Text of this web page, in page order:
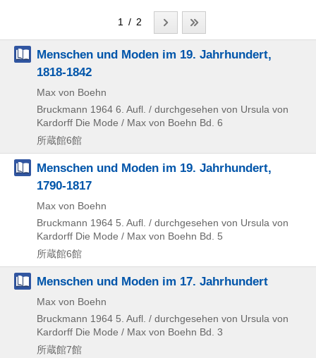
1 / 2
Menschen und Moden im 19. Jahrhundert,
1818-1842
Max von Boehn
Bruckmann 1964 6. Aufl. / durchgesehen von Ursula von
Kardorff Die Mode / Max von Boehn Bd. 6
所蔵館6館
Menschen und Moden im 19. Jahrhundert,
1790-1817
Max von Boehn
Bruckmann 1964 5. Aufl. / durchgesehen von Ursula von
Kardorff Die Mode / Max von Boehn Bd. 5
所蔵館6館
Menschen und Moden im 17. Jahrhundert
Max von Boehn
Bruckmann 1964 5. Aufl. / durchgesehen von Ursula von
Kardorff Die Mode / Max von Boehn Bd. 3
所蔵館7館